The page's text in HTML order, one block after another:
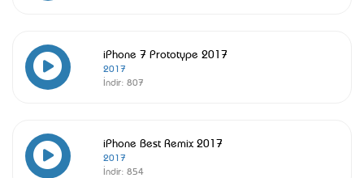
iPhone 7 Prototype 2017
2017
İndir: 807
iPhone Best Remix 2017
2017
İndir: 854